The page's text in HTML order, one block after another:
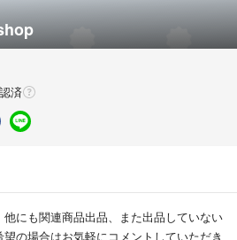
済
にも関連商品出品、また出品していない
の場合はお気軽にコメントしていただき